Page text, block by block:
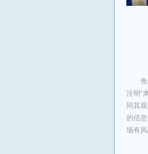
注明“
同其
的信
场有